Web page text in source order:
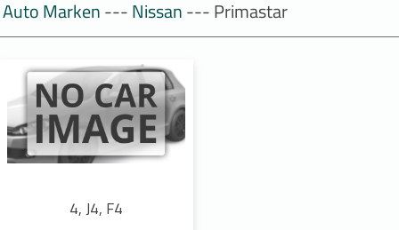
Auto Marken---Nissan--- Primastar
4, J4, F4